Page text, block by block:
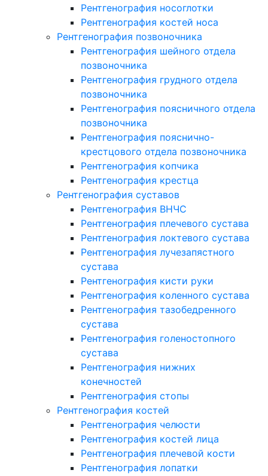
Рентгенография носоглотки
Рентгенография костей носа
Рентгенография позвоночника
Рентгенография шейного отдела
позвоночника
Рентгенография грудного отдела
позвоночника
Рентгенография поясничного отдела
позвоночника
Рентгенография пояснично-
крестцового отдела позвоночника
Рентгенография копчика
Рентгенография крестца
Рентгенография суставов
Рентгенография ВНЧС
Рентгенография плечевого сустава
Рентгенография локтевого сустава
Рентгенография лучезапястного
сустава
Рентгенография кисти руки
Рентгенография коленного сустава
Рентгенография тазобедренного
сустава
Рентгенография голеностопного
сустава
Рентгенография нижних
конечностей
Рентгенография стопы
Рентгенография костей
Рентгенография челюсти
Рентгенография костей лица
Рентгенография плечевой кости
Рентгенография лопатки